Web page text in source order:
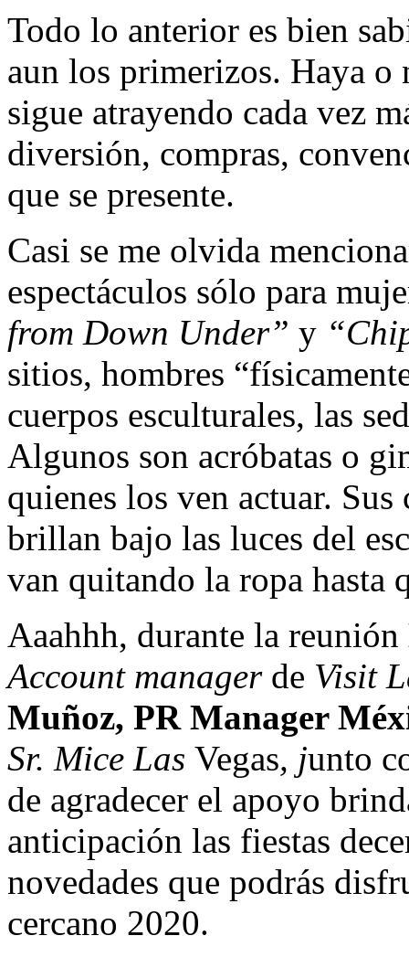
Todo lo anterior es bien
aun los primerizos. Haya o
sigue atrayendo cada vez
diversión, compras,
que se presente.
Casi se me olvida
espectáculos sólo para
from Down Under” y
sitios, hombres
cuerpos esculturales, las
Algunos son acróbatas o
quienes los ven actuar.
brillan bajo las luces del
van quitando la ropa hasta
Aaahhh, durante la reunión
Account managerde Visit
Muñoz, PR Manager
Sr. Mice Las Vegas, junto
de agradecer el apoyo
anticipación las fiestas
novedades que podrás
cercano 2020.